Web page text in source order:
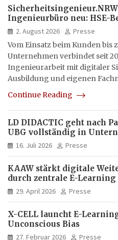
Ingenieurbüro neu: HSE-
hybrid und multimedial
2. August 2026
Presse
Vom Einsatz beim Kunden bis
Unternehmen verbindet seit
Ingenieurarbeit mit digitaler
Ausbildung und eigenen
Continue Reading
LD DIDACTIC geht nach
UBG vollständig in
16. Juli 2026 Presse
KAAW stärkt digitale
durch zentrale E-
29. April 2026 Presse
X-CELL launcht E-
Unconscious Bias
27. Februar 2026 Presse